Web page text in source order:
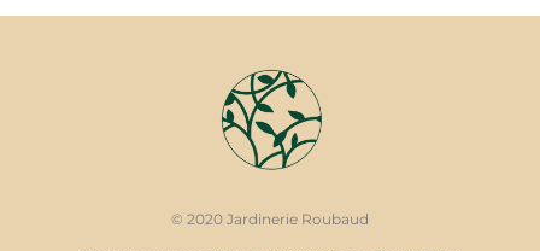
© 2020 Jardinerie Roubaud